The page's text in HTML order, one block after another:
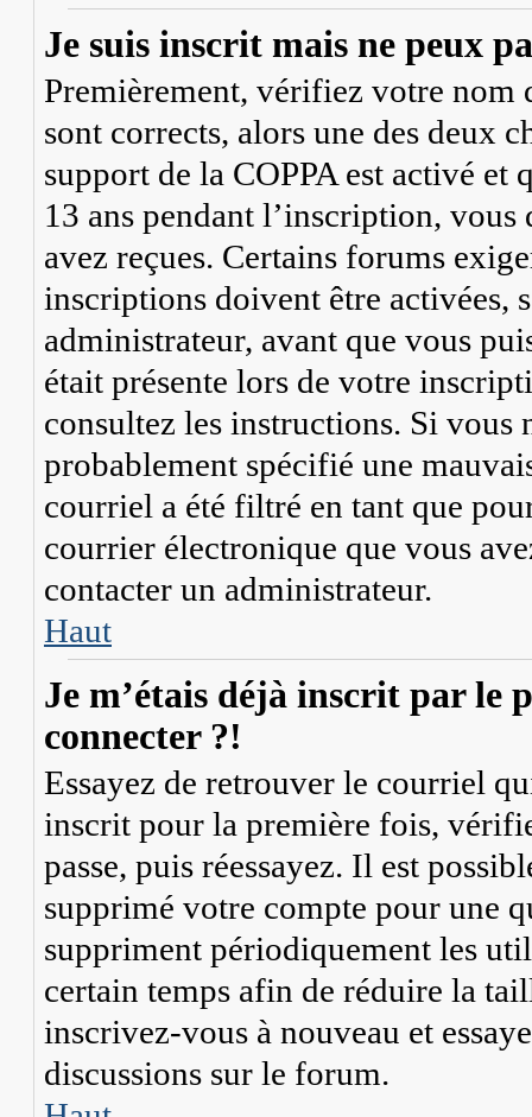
Je suis inscrit mais ne peux
Premièrement, vérifiez votre nom
sont corrects, alors une des deux
support de la COPPA est activé et
13 ans pendant l’inscription,
avez reçues. Certains forums
inscriptions doivent être activées,
administrateur, avant que vous
était présente lors de votre
consultez les instructions. Si vous
probablement spécifié une
courriel a été filtré en tant que
courrier électronique que vous
contacter un administrateur.
Haut
Je m’étais déjà inscrit par le
connecter ?!
Essayez de retrouver le courriel
inscrit pour la première fois,
passe, puis réessayez. Il est
supprimé votre compte pour une
suppriment périodiquement les
certain temps afin de réduire la
inscrivez-vous à nouveau et
discussions sur le forum.